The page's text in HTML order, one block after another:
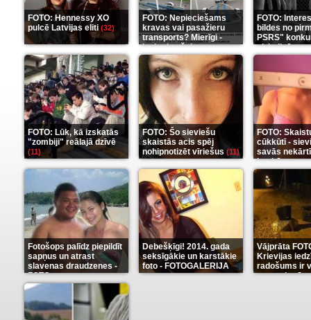
FOTO: Hennessy XO
pulcē Latvijas eliti(32)
FOTO: Nepieciešams
kravas vai pasažieru
transports? Mierīgi -
ieskaties šeit(35)
FOTO:
bildes no
PSRS"
aizkulisēm
FOTO: Lūk, kā izskatās
"zombiji" reālajā dzīvē
(11)
FOTO: Šo sieviešu
skaistās acis spēj
nohipnotizēt vīriešus (11)
FOTO:
cūkkūtī -
savās
istabās(12)
Fotošops palīdz piepildīt
sapņus un atrast
slavenas draudzenes -
FOTO(13)
Debešķīgi! 2014. gada
seksīgākie un karstākie
foto - FOTOGALERIJA
(9)
Vājprāta
Krievijas
radošums ir